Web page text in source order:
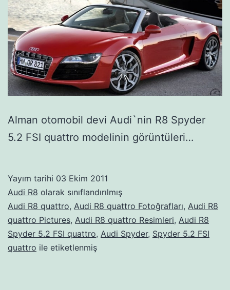
Alman otomobil devi Audi`nin R8 Spyder
5.2 FSI quattro modelinin görüntüleri…
Yayım tarihi 03 Ekim 2011
Audi R8 olarak sınıflandırılmış
Audi R8 quattro, Audi R8 quattro Fotoğrafları, Audi R8
quattro Pictures, Audi R8 quattro Resimleri, Audi R8
Spyder 5.2 FSI quattro, Audi Spyder, Spyder 5.2 FSI
quattro ile etiketlenmiş